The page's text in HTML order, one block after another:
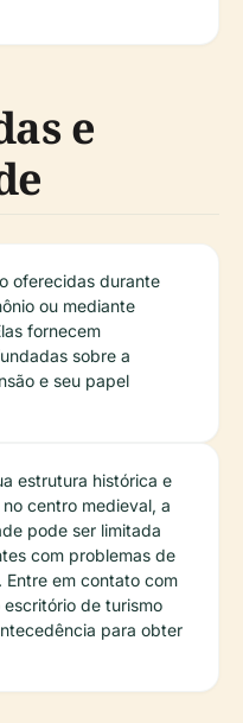
e
oferecidas durante
ou mediante
fornecem
sobre a
e seu papel
estrutura histórica e
centro medieval, a
pode ser limitada
com problemas de
Entre em contato com
escritório de turismo
para obter